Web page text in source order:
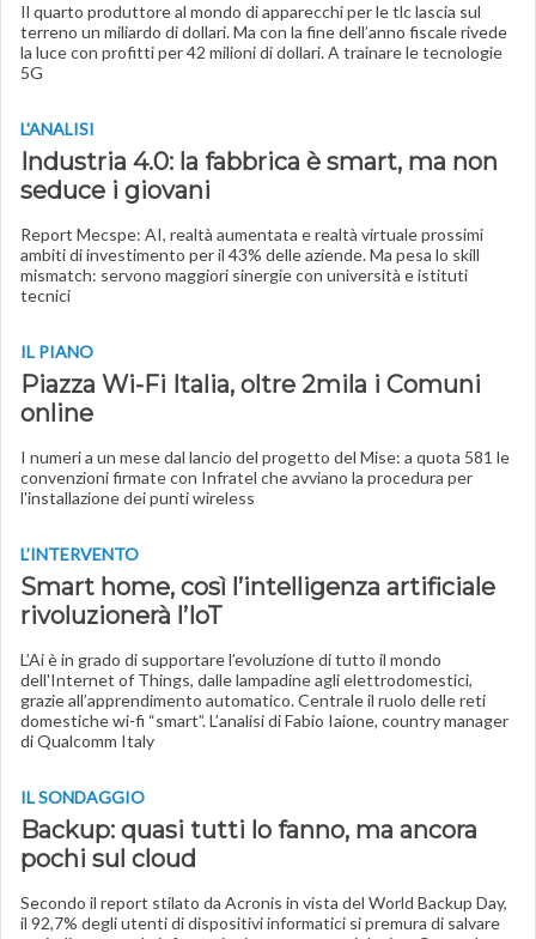
Il quarto produttore al mondo di apparecchi per le tlc lascia sul
terreno un miliardo di dollari. Ma con la fine dell’anno fiscale rivede
la luce con profitti per 42 milioni di dollari. A trainare le tecnologie
5G
L'ANALISI
Industria 4.0: la fabbrica è smart, ma non
seduce i giovani
Report Mecspe: AI, realtà aumentata e realtà virtuale prossimi
ambiti di investimento per il 43% delle aziende. Ma pesa lo skill
mismatch: servono maggiori sinergie con università e istituti
tecnici
IL PIANO
Piazza Wi-Fi Italia, oltre 2mila i Comuni
online
I numeri a un mese dal lancio del progetto del Mise: a quota 581 le
convenzioni firmate con Infratel che avviano la procedura per
l'installazione dei punti wireless
L’INTERVENTO
Smart home, così l’intelligenza artificiale
rivoluzionerà l’IoT
L’Ai è in grado di supportare l’evoluzione di tutto il mondo
dell'Internet of Things, dalle lampadine agli elettrodomestici,
grazie all’apprendimento automatico. Centrale il ruolo delle reti
domestiche wi-fi “smart”. L’analisi di Fabio Iaione, country manager
di Qualcomm Italy
IL SONDAGGIO
Backup: quasi tutti lo fanno, ma ancora
pochi sul cloud
Secondo il report stilato da Acronis in vista del World Backup Day,
il 92,7% degli utenti di dispositivi informatici si premura di salvare